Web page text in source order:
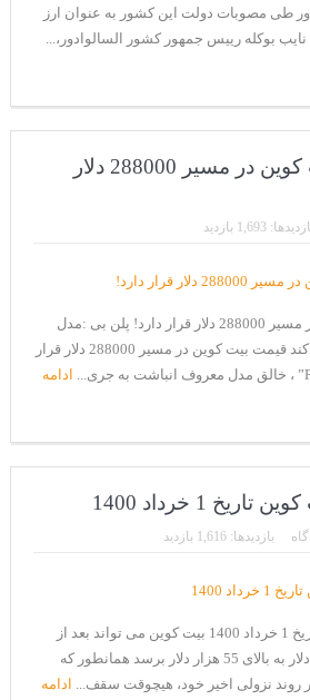
طی مصوبات دولت این کشور به عنوان ارز
بوکله رییس جمهور کشور السالوادور،...
پلن بی: قیمت بیت کوین در مسیر 288000 دلار
1,693 بازدید
پلن بی: قیمت بیت کوین در مسیر 288000 دلار قرار دارد! پلن بی :مدل
انباشت به جریان تایید می کند قیمت بیت کوین در مسیر 288000 دلار قرار
ادامه
1 خرداد 1400
بازدیدها: 1,616 بازدید
تحلیل تکنیکال بیت کوین تاریخ 1 خرداد 1400 بیت کوین می تواند بعد از
گذر کردن از قیمت 38800 دلار به بالای 55 هزار دلار برسد همانطور که
روند نزولی اخیر خود، هیچوقت سقف...
ادامه